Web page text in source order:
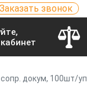
Заказать звонок
докум, 100шт/уп.